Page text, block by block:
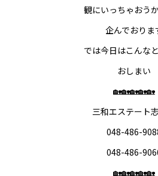
観にいっちゃおう
企んでおりま
では今日はこんな
おしまい
🏡🏡🏡🏡🏡
三和エステート
048-486-
048-486-
🏡🏡🏡🏡🏡